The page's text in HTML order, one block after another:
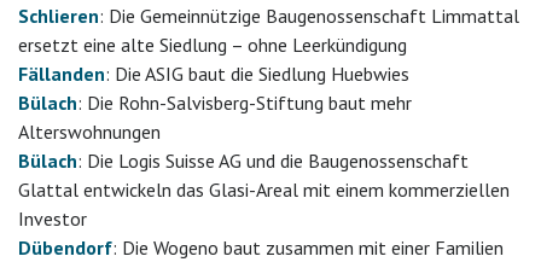
Schlieren: Die Gemeinnützige Baugenossenschaft Limmattal
ersetzt eine alte Siedlung – ohne Leerkündigung
Fällanden: Die ASIG baut die Siedlung Huebwies
Bülach: Die Rohn-Salvisberg-Stiftung baut mehr
Alterswohnungen
Bülach: Die Logis Suisse AG und die Baugenossenschaft
Glattal entwickeln das Glasi-Areal mit einem kommerziellen
Investor
Dübendorf: Die Wogeno baut zusammen mit einer Familien